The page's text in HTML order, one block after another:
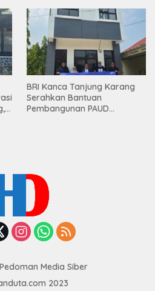
Mesuji
BRI Kanca Tanjung Karang
Serahkan Bantuan
Pembangunan PAUD
Pedoman Media Siber
2023